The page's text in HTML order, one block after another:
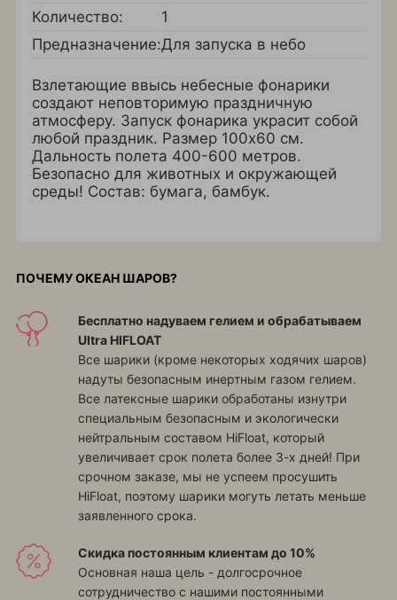
Количество:
1
Предназначение:Для запуска в небо
Взлетающие ввысь небесные фонарики
создают неповторимую праздничную
атмосферу. Запуск фонарика украсит собой
любой праздник. Размер 100х60 см.
Дальность полета 400-600 метров.
Безопасно для животных и окружающей
среды! Состав: бумага, бамбук.
ПОЧЕМУ ОКЕАН ШАРОВ?
Бесплатно надуваем гелием и обрабатываем
Ultra HIFLOAT
Все шарики (кроме некоторых ходячих шаров)
надуты безопасным инертным газом гелием.
Все латексные шарики обработаны изнутри
специальным безопасным и экологически
нейтральным составом HiFloat, который
увеличивает срок полета более 3-х дней! При
срочном заказе, мы не успеем просушить
HiFloat, поэтому шарики могуть летать меньше
заявленного срока.
Скидка постоянным клиентам до 10%
Основная наша цель - долгосрочное
сотрудничество с нашими постоянными